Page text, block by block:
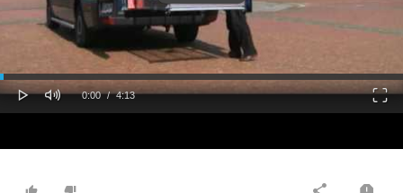
Play Mute
Current
0:00 / Duration
4:13